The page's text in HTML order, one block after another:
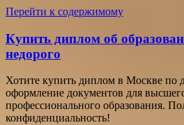
Перейти к содержимому
Купить диплом об
недорого
Хотите купить диплом в Москве по
оформление документов для
профессионального образования.
конфиденциальность!